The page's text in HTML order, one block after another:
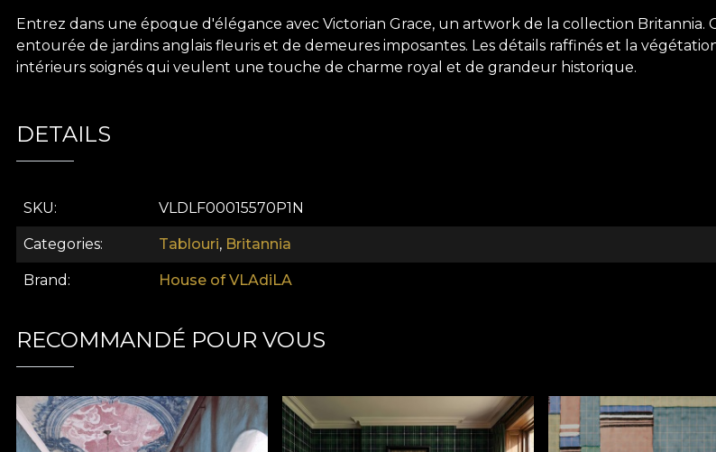
Entrez dans une époque d'élégance avec Victorian Grace, un artwork de la collection
entourée de jardins anglais fleuris et de demeures imposantes. Les détails raffinés et la
intérieurs soignés qui veulent une touche de charme royal et de grandeur historique.
DETAILS
SKU VLDLF00015570P1N
Categories Tablouri, Britannia
Brand House of VLAdiLA
RECOMMANDÉ POUR VOUS